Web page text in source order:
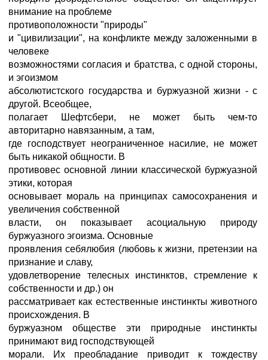
внимание на проблеме
противоположности "природы"
и "цивилизации", на конфликте между заложенными в
человеке
возможностями согласия и братства, с одной стороны,
и эгоизмом
абсолютистского государства и буржуазной жизни - с
другой. Всеобщее,
полагает Шефтсбери, не может быть чем-то
авторитарно навязанным, а там,
где господствует неограниченное насилие, не может
быть никакой общности. В
противовес основной линии классической буржуазной
этики, которая
основывает мораль на принципах самосохранения и
увеличения собственной
власти, он показывает асоциальную природу
буржуазного эгоизма. Основные
проявления себялюбия (любовь к жизни, претензии на
признание и славу,
удовлетворение телесных инстинктов, стремление к
собственности и др.) он
рассматривает как естественные инстинкты животного
происхождения. В
буржуазном обществе эти природные инстинкты
принимают вид господствующей
морали. Их преобладание приводит к тождеству